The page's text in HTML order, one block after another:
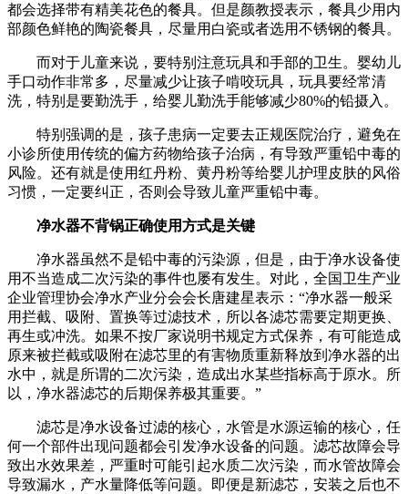
都会选择带有精美花色的餐具。但是颜教授表示，餐具少用内
部颜色鲜艳的陶瓷餐具，尽量用白瓷或者选用不锈钢的餐具。
而对于儿童来说，要特别注意玩具和手部的卫生。婴幼儿
手口动作非常多，尽量减少让孩子啃咬玩具，玩具要经常清
洗，特别是要勤洗手，给婴儿勤洗手能够减少80%的铅摄入。
特别强调的是，孩子患病一定要去正规医院治疗，避免在
小诊所使用传统的偏方药物给孩子治病，有导致严重铅中毒的
风险。还有就是使用红丹粉、黄丹粉等给婴儿护理皮肤的风俗
习惯，一定要纠正，否则会导致儿童严重铅中毒。
净水器不背锅正确使用方式是关键
净水器虽然不是铅中毒的污染源，但是，由于净水设备使
用不当造成二次污染的事件也屡有发生。对此，全国卫生产业
企业管理协会净水产业分会会长唐建星表示：“净水器一般采
用拦截、吸附、置换等过滤技术，所以各滤芯需要定期更换、
再生或冲洗。如果不按厂家说明书规定方式保养，有可能造成
原来被拦截或吸附在滤芯里的有害物质重新释放到净水器的出
水中，就是所谓的二次污染，造成出水某些指标高于原水。所
以，净水器滤芯的后期保养极其重要。”
滤芯是净水设备过滤的核心，水管是水源运输的核心，任
何一个部件出现问题都会引发净水设备的问题。滤芯故障会导
致出水效果差，严重时可能引起水质二次污染，而水管故障会
导致漏水，产水量降低等问题。即便是新滤芯，安装之后也不